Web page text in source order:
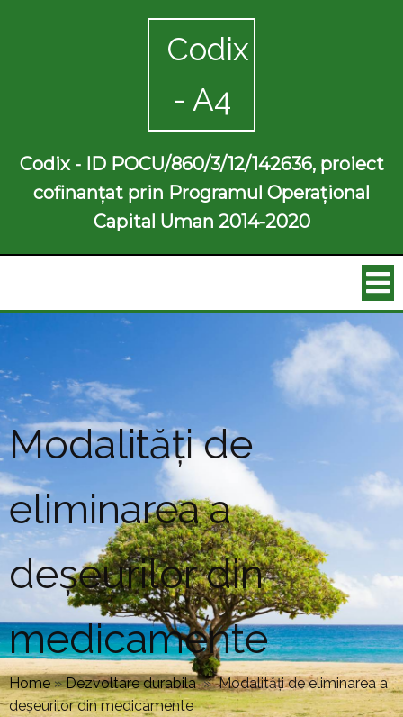
Codix
- A4
Codix - ID POCU/860/3/12/142636, proiect
cofinanțat prin Programul Operațional
Capital Uman 2014-2020
Modalități de
eliminarea a
deșeurilor din
medicamente
Home»Dezvoltare durabila » Modalități de eliminarea a
deșeurilor din medicamente